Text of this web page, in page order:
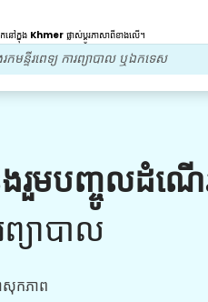
នៅក្នុង Khmer ផ្លាស់ប្តូរភាសាពីខាងលើ។
រួមបញ្ចូលដំណើ
យាបាល
សុកភាព
ាន
ត់លើ